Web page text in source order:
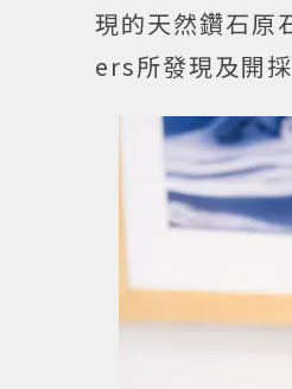
現的天然鑽石原
ers所發現及開